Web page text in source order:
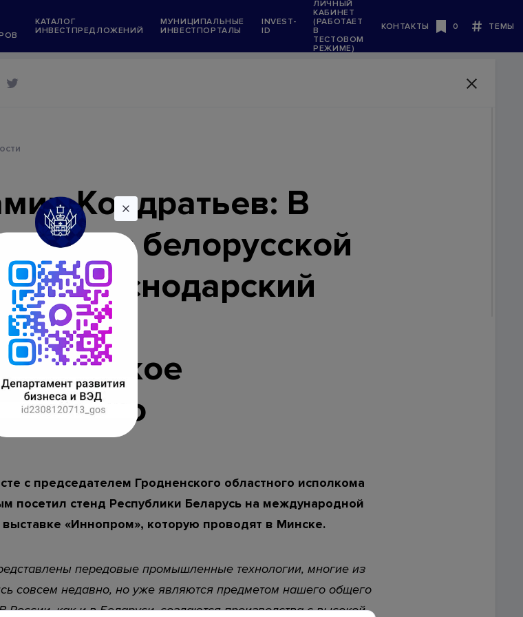
КАТАЛОГ
ИНВЕСТПРЕДЛОЖЕНИЙ
МУНИЦИПАЛЬНЫЕ
ИНВЕСТПОРТАЛЫ
INVEST-
ID
ЛИЧНЫЙ
КАБИНЕТ
(РАБОТАЕТ
В
ТЕСТОВОМ
РЕЖИМЕ)
КОНТАКТЫ 0 ТЕМЫ
Кондратьев: В
с белорусской
Краснодарский
с председателем Гродненского областного исполкома
посетил стенд Республики Беларусь на международной
«Иннопром», которую проводят в Минске.
передовые промышленные технологии, многие из
совсем недавно, но уже являются предметом нашего общего
России, как и в Беларуси, создаются производства с высокой
Информационные ресурсы
Меры поддержки инвестпроектов
Меры поддержки граждан и экономики в
условиях санкций
Единый ресурс застройщиков (ЕРЗ)
Единая информационная система жилищного
строительства (ЕИСЖС)
Календарь предоставления статистической
отчетности
Будь в курсе
края При использовании материалов ссылка на сайт